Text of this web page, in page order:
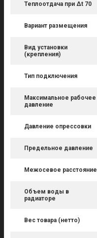
Теплоотдача при Δt 70
Вариант размещения
Вид установки
(крепления)
Тип подключения
Максимальное рабочее
давление
Давление опрессовки
Предельное давление
Межосевое расстояние
Объем воды в
радиаторе
Вес товара (нетто)